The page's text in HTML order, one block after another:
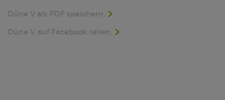
Düne V als PDF speichern.
Düne V auf Facebook teilen.